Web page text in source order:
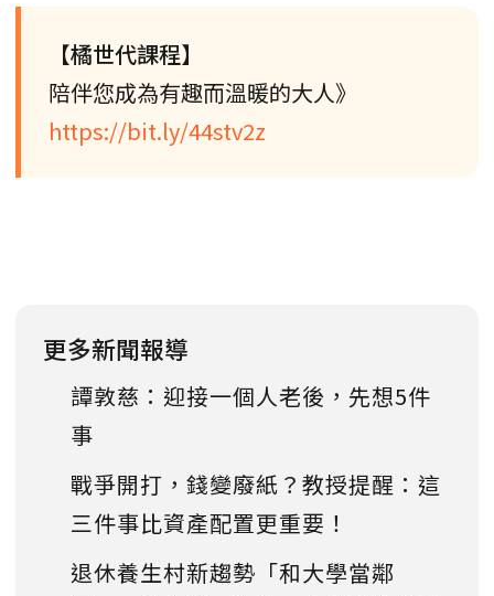
【橘世代課程】
陪伴您成為有趣而溫暖的大人》
https://bit.ly/44stv2z
更多新聞報導
譚敦慈：迎接一個人老後，先想5件
事
戰爭開打，錢變廢紙？教授提醒：這
三件事比資產配置更重要！
退休養生村新趨勢「和大學當鄰